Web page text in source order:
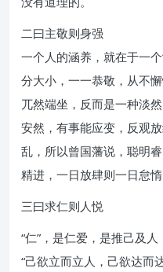
二曰主敬则身强
一个人的涵养，就在于一
分大小，一一恭敬，从不
兀然端坐，反而是一种淡
安然，有事能应变，反观
乱，所以曾国藩说，聪明
精进，一日放肆则一日怠
三曰求仁则人悦
“仁”，是仁爱，是推己及
“己欲立而立人，己欲达而